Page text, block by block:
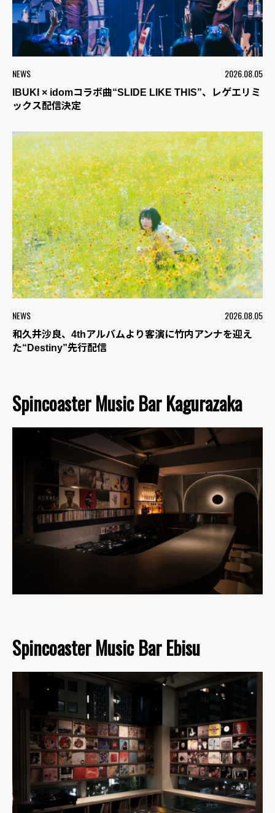
NEWS 2026.08.05
IBUKI × idomコラボ曲“SLIDE LIKE THIS”、レゲエリミ
ックス配信決定
NEWS 2026.08.05
和久井沙良、4thアルバムより客演に竹内アンナを迎え
た“Destiny”先行配信
Spincoaster Music Bar Kagurazaka
Spincoaster Music Bar Ebisu